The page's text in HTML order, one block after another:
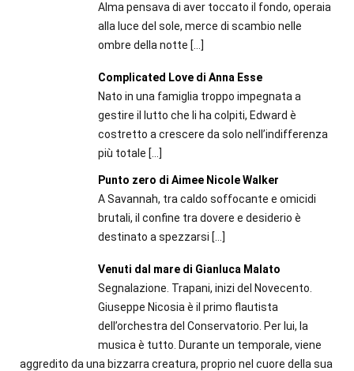
Alma pensava di aver toccato il fondo, operaia
alla luce del sole, merce di scambio nelle
ombre della notte […]
Complicated Love di Anna Esse
Nato in una famiglia troppo impegnata a
gestire il lutto che li ha colpiti, Edward è
costretto a crescere da solo nell’indifferenza
più totale […]
Punto zero di Aimee Nicole Walker
A Savannah, tra caldo soffocante e omicidi
brutali, il confine tra dovere e desiderio è
destinato a spezzarsi […]
Venuti dal mare di Gianluca Malato
Segnalazione. Trapani, inizi del Novecento.
Giuseppe Nicosia è il primo flautista
dell’orchestra del Conservatorio. Per lui, la
musica è tutto. Durante un temporale, viene
aggredito da una bizzarra creatura, proprio nel cuore della sua